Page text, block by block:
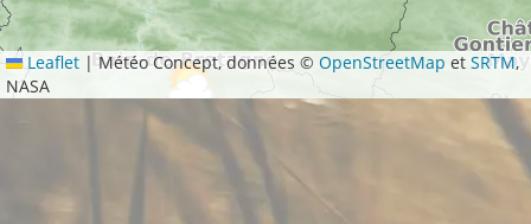
Leaflet |Météo Concept, données ©OpenStreetMap etSRTM,
NASA